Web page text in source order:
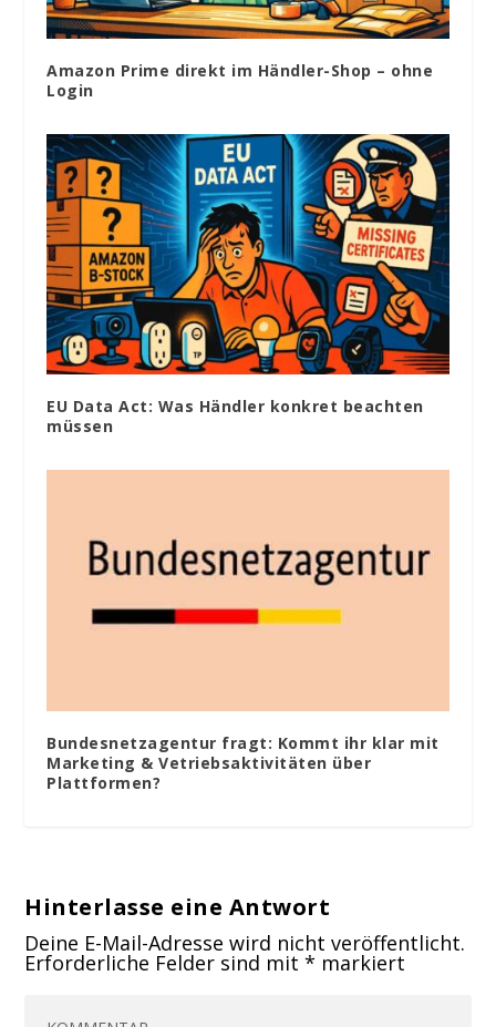
Amazon Prime direkt im Händler-Shop – ohne
Login
EU Data Act: Was Händler konkret beachten
müssen
Bundesnetzagentur fragt: Kommt ihr klar mit
Marketing & Vetriebsaktivitäten über
Plattformen?
Hinterlasse eine Antwort
Deine E-Mail-Adresse wird nicht veröffentlicht.
Erforderliche Felder sind mit* markiert